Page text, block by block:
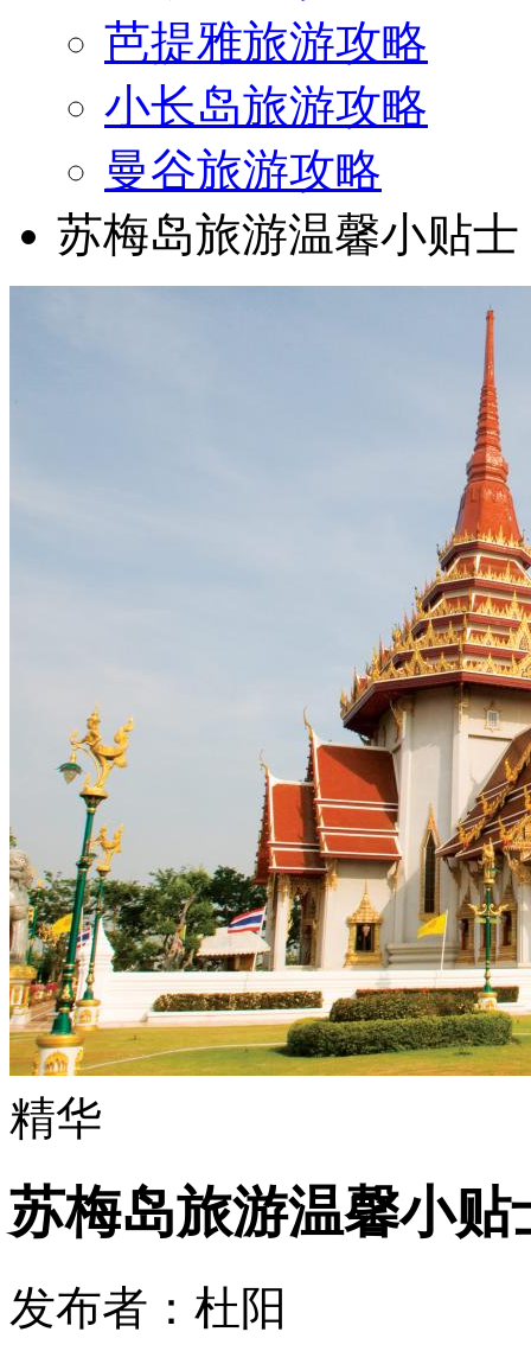
芭提雅旅游攻略
小长岛旅游攻略
曼谷旅游攻略
苏梅岛旅游温馨小贴士
精华
苏梅岛旅游温馨小贴
发布者：杜阳